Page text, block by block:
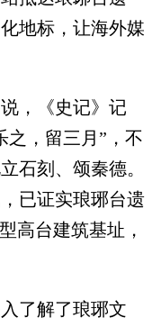
地标，让海外媒
，《史记》记
之，留三月”，不
石刻、颂秦德。
已证实琅琊台遗
高台建筑基址，
了解了琅琊文